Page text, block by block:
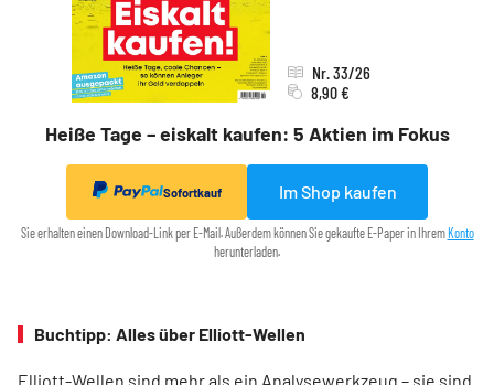
Heiße Tage – eiskalt kaufen: 5 Aktien im Fokus
Nr. 33/26
8,90 €
Sofortkauf Im Shop kaufen
Sie erhalten einen Download-Link per E-Mail. Außerdem können Sie gekaufte E-Paper in Ihrem Konto
herunterladen.
Buchtipp: Alles über Elliott-Wellen
Elliott-Wellen sind mehr als ein Analysewerkzeug – sie sind